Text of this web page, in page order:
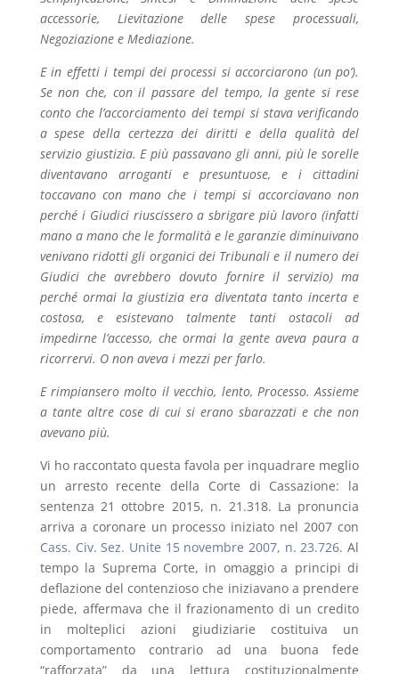
accessorie, Lievitazione delle spese processuali,
Negoziazione e Mediazione.
E in effetti i tempi dei processi si accorciarono (un po’).
Se non che, con il passare del tempo, la gente si rese
conto che l’accorciamento dei tempi si stava verificando
a spese della certezza dei diritti e della qualità del
servizio giustizia. E più passavano gli anni, più le sorelle
diventavano arroganti e presuntuose, e i cittadini
toccavano con mano che i tempi si accorciavano non
perché i Giudici riuscissero a sbrigare più lavoro (infatti
mano a mano che le formalità e le garanzie diminuivano
venivano ridotti gli organici dei Tribunali e il numero dei
Giudici che avrebbero dovuto fornire il servizio) ma
perché ormai la giustizia era diventata tanto incerta e
costosa, e esistevano talmente tanti ostacoli ad
impedirne l’accesso, che ormai la gente aveva paura a
ricorrervi. O non aveva i mezzi per farlo.
E rimpiansero molto il vecchio, lento, Processo. Assieme
a tante altre cose di cui si erano sbarazzati e che non
avevano più.
Vi ho raccontato questa favola per inquadrare meglio
un arresto recente della Corte di Cassazione: la
sentenza 21 ottobre 2015, n. 21.318. La pronuncia
arriva a coronare un processo iniziato nel 2007 con
Cass. Civ. Sez. Unite 15 novembre 2007, n. 23.726. Al
tempo la Suprema Corte, in omaggio a principi di
deflazione del contenzioso che iniziavano a prendere
piede, affermava che il frazionamento di un credito
in molteplici azioni giudiziarie costituiva un
comportamento contrario ad una buona fede
“rafforzata” da una lettura costituzionalmente